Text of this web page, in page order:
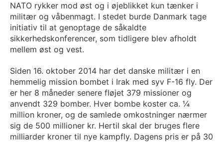
NATO rykker mod øst og i øjeblikket kun tænker i
militær og våbenmagt. I stedet burde Danmark tage
initiativ til at genoptage de såkaldte
sikkerhedskonferencer, som tidligere blev afholdt
mellem øst og vest.
Siden 16. oktober 2014 har det danske militær i en
hemmelig mission bombet i Irak med syv F-16 fly. Der
er her 8 måneder senere fløjet 379 missioner og
anvendt 329 bomber. Hver bombe koster ca. ¼
million kroner, og de samlede omkostninger nærmer
sig de 500 millioner kr. Hertil skal der bruges flere
milliarder kroner til nye kampfly. Dagens pris er på 30